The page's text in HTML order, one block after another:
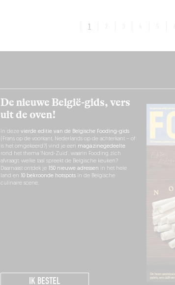
1
De nieuwe België-gids, vers
uit de oven!
In deze vierde editie van de Belgische Fooding-gids
(Frans op de voorkant, Nederlands op de achterkant – of
is het omgekeerd?) vind je een magazinegedeelte
rond het thema ‘Nord-Zuid’, waarin Fooding zich
afvraagt: welke taal spreekt de Belgische keuken?
Daarnaast ontdek je
150 nieuwe adressen in het hele
land en
10 bekroonde hotspotsin de Belgische
culinaire scene.
IK BESTEL